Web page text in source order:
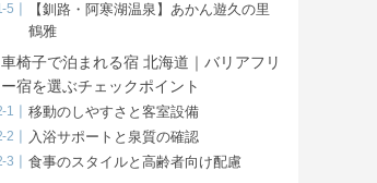
【釧路・阿寒湖温泉】あかん遊久の里
鶴雅
車椅子で泊まれる宿 北海道｜バリアフリ
ー宿を選ぶチェックポイント
移動のしやすさと客室設備
入浴サポートと泉質の確認
食事のスタイルと高齢者向け配慮